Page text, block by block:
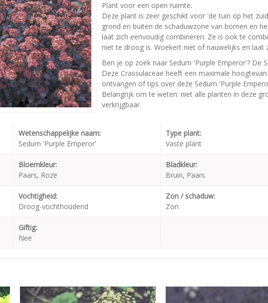
Plant voor een open ruimte.
Deze plant is zeer geschikt voor 'de tuin op het
grond en buiten de schaduwzone van bomen en
laat zich eenvoudig combineren. Ze is ook te
niet te droog is. Woekert niet of nauwelijks en laat
Ben je op zoek naar Sedum 'Purple Emperor'? De
Deze Crassulaceae heeft een maximale
ontvangen of tips over deze Sedum 'Purple
Belangrijk om te weten: niet alle planten in deze
verkrijgbaar.
Wetenschappelijke naam:
Sedum 'Purple Emperor'
Type plant:
Vaste plant
Bloemkleur:
Paars, Roze
Bladkleur:
Bruin, Paars
Vochtigheid:
Droog-vochthoudend
Zon / schaduw:
Zon
Giftig:
Nee